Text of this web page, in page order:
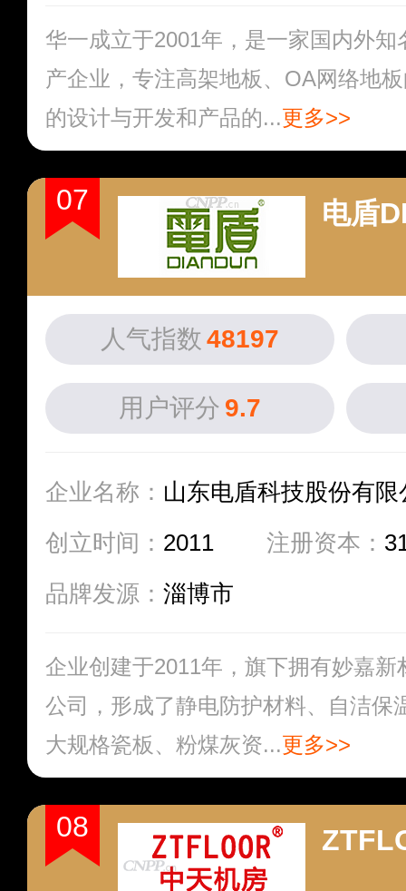
华一成立于2001年，是一家国内外
产企业，专注高架地板、OA网络地
的设计与开发和产品的...更多>>
07 电盾
人气指数 48197
用户评分 9.7
企业名称： 山东电盾科技股份有限
创立时间： 2011 注册资本：
品牌发源： 淄博市
企业创建于2011年，旗下拥有妙嘉
公司，形成了静电防护材料、自洁保
大规格瓷板、粉煤灰资...更多>>
08